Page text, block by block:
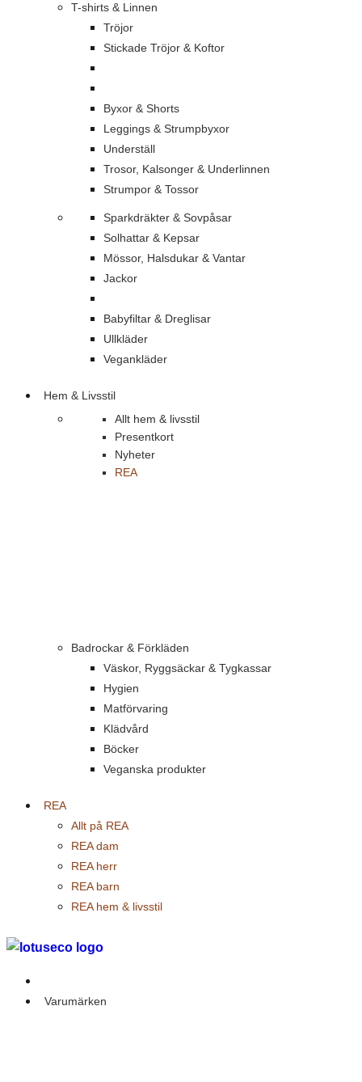
T-shirts & Linnen
Tröjor
Stickade Tröjor & Koftor
Byxor & Shorts
Leggings & Strumpbyxor
Underställ
Trosor, Kalsonger & Underlinnen
Strumpor & Tossor
Sparkdräkter & Sovpåsar
Solhattar & Kepsar
Mössor, Halsdukar & Vantar
Jackor
Babyfiltar & Dreglisar
Ullkläder
Vegankläder
Hem & Livsstil
Allt hem & livsstil
Presentkort
Nyheter
REA
Badrockar & Förkläden
Väskor, Ryggsäckar & Tygkassar
Hygien
Matförvaring
Klädvård
Böcker
Veganska produkter
REA
Allt på REA
REA dam
REA herr
REA barn
REA hem & livsstil
Varumärken